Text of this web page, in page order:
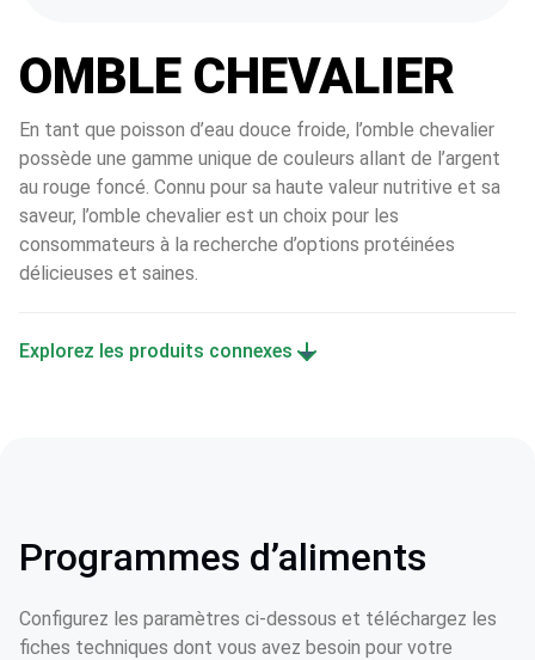
OMBLE CHEVALIER
En tant que poisson d’eau douce froide, l’omble chevalier
possède une gamme unique de couleurs allant de l’argent
au rouge foncé. Connu pour sa haute valeur nutritive et sa
saveur, l’omble chevalier est un choix pour les
consommateurs à la recherche d’options protéinées
délicieuses et saines.
Explorez les produits connexes
Programmes d’aliments
Configurez les paramètres ci-dessous et téléchargez les
fiches techniques dont vous avez besoin pour votre